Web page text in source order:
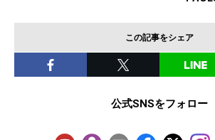
この記事をシェア
公式SNSをフォロー